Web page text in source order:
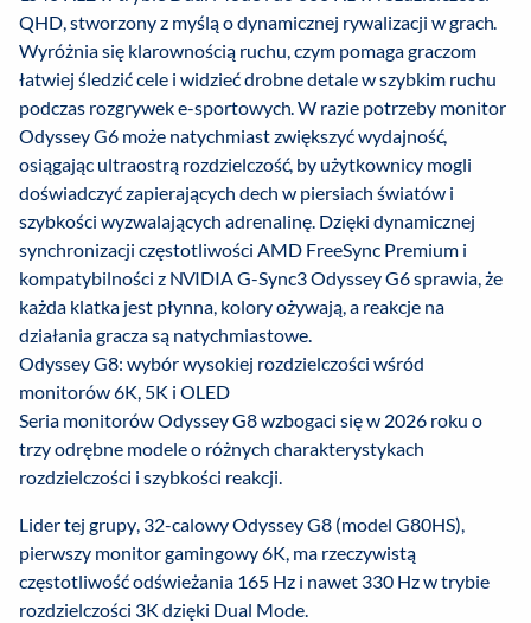
QHD, stworzony z myślą o dynamicznej rywalizacji w grach.
Wyróżnia się klarownością ruchu, czym pomaga graczom
łatwiej śledzić cele i widzieć drobne detale w szybkim ruchu
podczas rozgrywek e-sportowych. W razie potrzeby monitor
Odyssey G6 może natychmiast zwiększyć wydajność,
osiągając ultraostrą rozdzielczość, by użytkownicy mogli
doświadczyć zapierających dech w piersiach światów i
szybkości wyzwalających adrenalinę. Dzięki dynamicznej
synchronizacji częstotliwości AMD FreeSync Premium i
kompatybilności z NVIDIA G-Sync3 Odyssey G6 sprawia, że
każda klatka jest płynna, kolory ożywają, a reakcje na
działania gracza są natychmiastowe.
Odyssey G8: wybór wysokiej rozdzielczości wśród
monitorów 6K, 5K i OLED
Seria monitorów Odyssey G8 wzbogaci się w 2026 roku o
trzy odrębne modele o różnych charakterystykach
rozdzielczości i szybkości reakcji.
Lider tej grupy, 32-calowy Odyssey G8 (model G80HS),
pierwszy monitor gamingowy 6K, ma rzeczywistą
częstotliwość odświeżania 165 Hz i nawet 330 Hz w trybie
rozdzielczości 3K dzięki Dual Mode.